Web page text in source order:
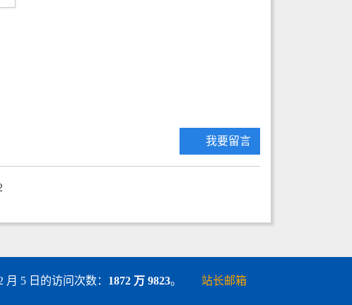
我要留言
5 日的访问次数： 1872 万 9823。 站长邮箱